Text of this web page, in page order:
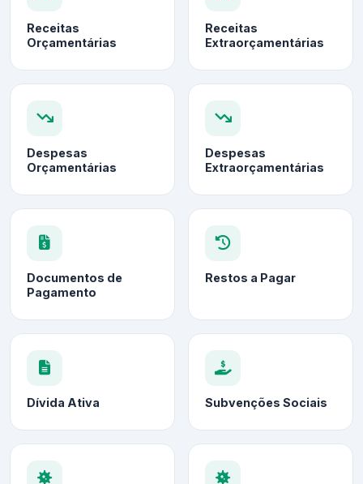
Receitas
Orçamentárias
Receitas
Extraorçamentárias
Despesas
Orçamentárias
Despesas
Extraorçamentárias
Documentos de
Pagamento
Restos a Pagar
Dívida Ativa Subvenções Sociais